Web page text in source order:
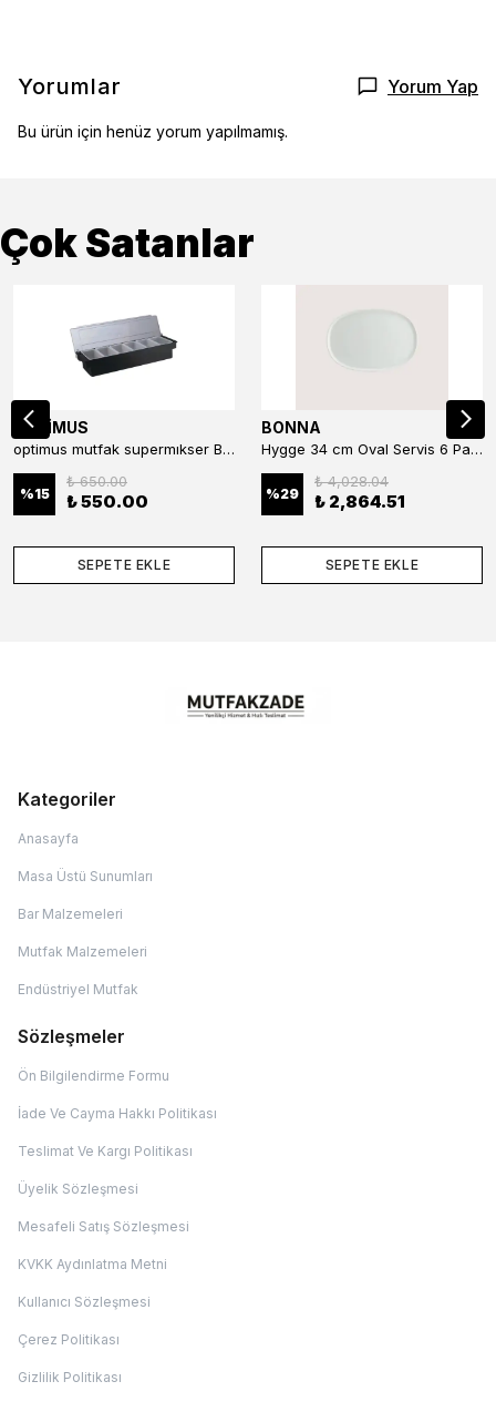
Yorumlar Yorum Yap
Bu ürün için henüz yorum yapılmamış.
Çok Satanlar
OPTİMUS
optimus mutfak supermıkser Bar Konteyner 6'lı 50×16×9 cm Kapaklı Polikarbon Organizer Bar & Kafe
%15
₺ 650.00
₺ 550.00
SEPETE EKLE
BONNA
Hygge 34 cm Oval Servis 6 Parça
%29
₺ 4,028.04
₺ 2,864.51
SEPETE EKLE
Kategoriler
Anasayfa
Masa Üstü Sunumları
Bar Malzemeleri
Mutfak Malzemeleri
Endüstriyel Mutfak
Sözleşmeler
Ön Bilgilendirme Formu
İade Ve Cayma Hakkı Politikası
Teslimat Ve Kargı Politikası
Üyelik Sözleşmesi
Mesafeli Satış Sözleşmesi
KVKK Aydınlatma Metni
Kullanıcı Sözleşmesi
Çerez Politikası
Gizlilik Politikası